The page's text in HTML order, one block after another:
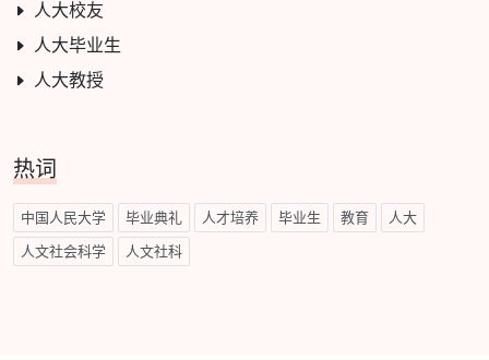
人大校友
人大毕业生
人大教授
热词
中国人民大学 毕业典礼 人才培养 毕业生 教育 人大
人文社会科学 人文社科